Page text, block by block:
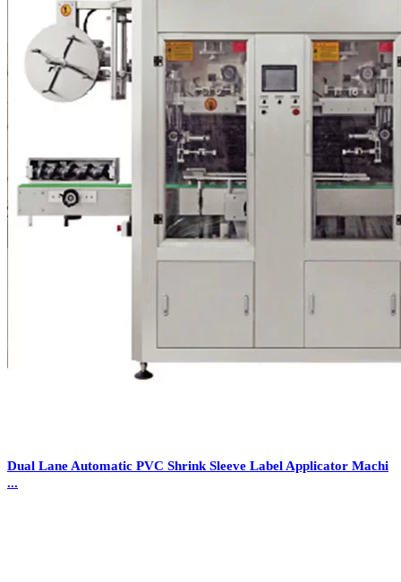
Dual Lane Automatic PVC Shrink Sleeve Label Applicator Machi
...